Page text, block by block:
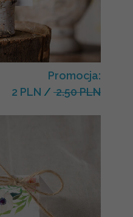
Promocja:
2 PLN / 2.50 PLN